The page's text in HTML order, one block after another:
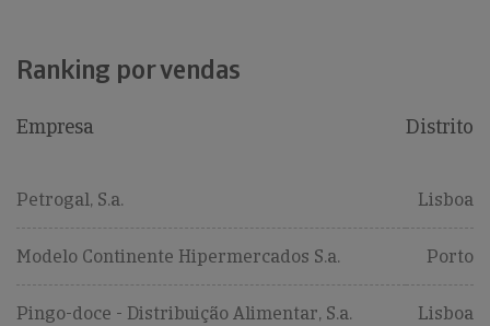
Ranking por vendas
Empresa Distrito
Petrogal, S.a. Lisboa
Modelo Continente Hipermercados S.a. Porto
Pingo-doce - Distribuição Alimentar, S.a. Lisboa